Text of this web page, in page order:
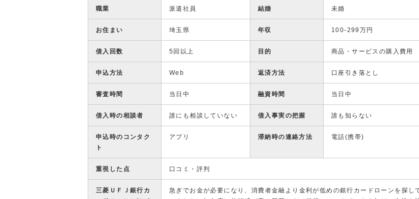
職業 派遣社員 結婚 未婚
お住まい 埼玉県 年収 100-299万円
借入回数 5回以上 目的 商品・サービスの購入費用
申込方法 Web 返済方法 口座引き落とし
審査時間 当日中 融資時間 当日中
借入時の相談者 誰にも相談していない 借入事実の把握 誰も知らない
申込時のコンタク
ト
アプリ 滞納時の連絡方法 電話(携帯)
重視した点 口コミ・評判
三菱ＵＦＪ銀行カ
急ぎでお金が必要になり、消費者金融より金利が低めの銀行カードローンを探し